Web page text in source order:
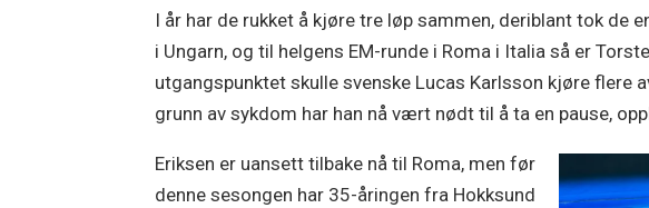
I år har de rukket å kjøre tre løp sammen, deriblant tok de
i Ungarn, og til helgens EM-runde i Roma i Italia så er
utgangspunktet skulle svenske Lucas Karlsson kjøre flere
grunn av sykdom har han nå vært nødt til å ta en pause,
Eriksen er uansett tilbake nå til Roma, men før
denne sesongen har 35-åringen fra Hokksund